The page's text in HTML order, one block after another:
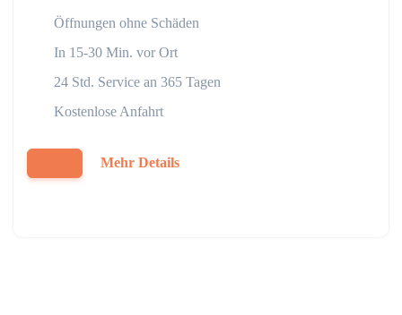
Öffnungen ohne Schäden
In 15-30 Min. vor Ort
24 Std. Service an 365 Tagen
Kostenlose Anfahrt
Mehr Details